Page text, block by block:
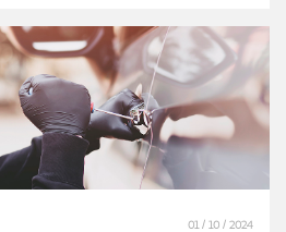
01 / 10 / 2024